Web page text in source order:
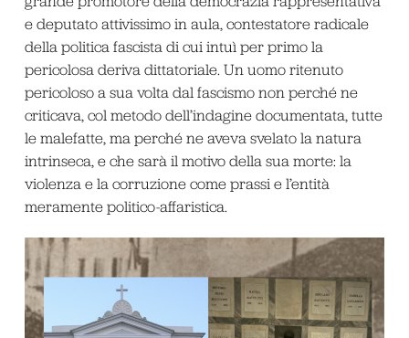
e deputato attivissimo in aula, contestatore radicale
della politica fascista di cui intuì per primo la
pericolosa deriva dittatoriale. Un uomo ritenuto
pericoloso a sua volta dal fascismo non perché ne
criticava, col metodo dell’indagine documentata, tutte
le malefatte, ma perché ne aveva svelato la natura
intrinseca, e che sarà il motivo della sua morte: la
violenza e la corruzione come prassi e l’entità
meramente politico-affaristica.